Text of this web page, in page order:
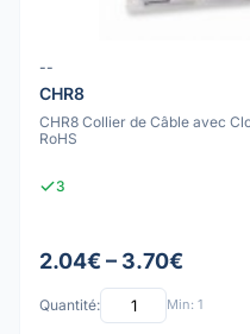
--
CHR8
CHR8 Collier de Câble avec
RoHS
3
2.04€ – 3.70€
Quantité: Min: 1